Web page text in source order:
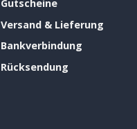
Gutscheine
Versand & Lieferung
Bankverbindung
Rücksendung